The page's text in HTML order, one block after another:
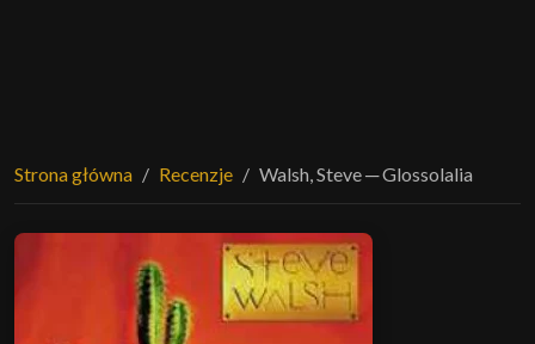
Strona główna Recenzje Walsh, Steve ─ Glossolalia